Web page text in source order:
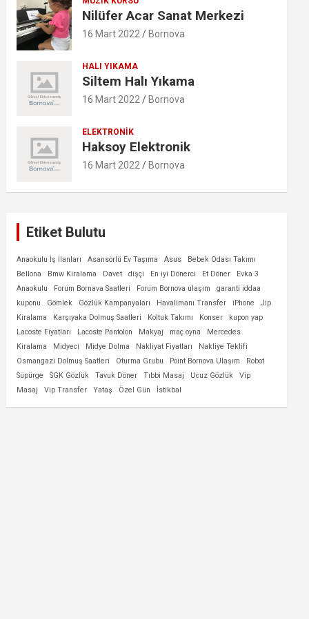
Nilüfer Acar Sanat Merkezi
16 Mart 2022 Bornova
HALI YIKAMA
Siltem Halı Yıkama
16 Mart 2022 Bornova
ELEKTRONIK
Haksoy Elektronik
16 Mart 2022 Bornova
Etiket Bulutu
Anaokulu İş İlanları Asansörlü Ev Taşıma Asus
Bebek Odası Takımı
Bellona
Bmw Kiralama Davet dişçi En iyi Dönerci Et Döner
Evka 3
Anaokulu
Forum Bornava Saatleri Forum Bornova ulaşım
garanti iddaa
kuponu
Gömlek Gözlük Kampanyaları Havalimanı Transfer iPhone
Jip
Kiralama
Karşıyaka Dolmuş Saatleri Koltuk Takımı Konser
kupon yap
Lacoste Fiyatları
Lacoste Pantolon Makyaj maç oyna
Mercedes
Kiralama
Midyeci Midye Dolma Nakliyat Fiyatları
Nakliye Teklifi
Osmangazi Dolmuş Saatleri
Oturma Grubu Point Bornova Ulaşım
Robot
Süpürge
SGK Gözlük Tavuk Döner Tıbbi Masaj Ucuz Gözlük
Vip
Masaj
Vip Transfer Yataş Özel Gün İstikbal